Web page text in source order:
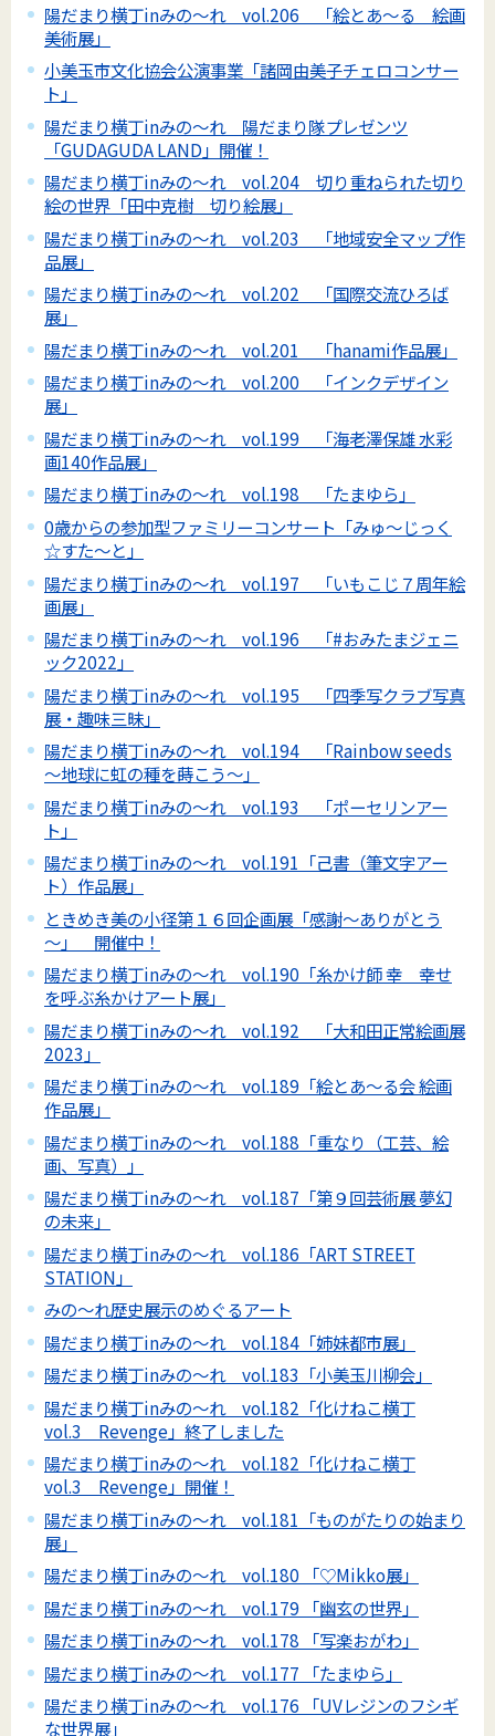
陽だまり横丁inみの～れ vol.206 「絵とあ～る 絵画
美術展」
小美玉市文化協会公演事業「諸岡由美子チェロコンサー
ト」
陽だまり横丁inみの～れ 陽だまり隊プレゼンツ
「GUDAGUDA LAND」開催！
陽だまり横丁inみの～れ vol.204 切り重ねられた切り
絵の世界「田中克樹 切り絵展」
陽だまり横丁inみの～れ vol.203 「地域安全マップ作
品展」
陽だまり横丁inみの～れ vol.202 「国際交流ひろば
展」
陽だまり横丁inみの～れ vol.201 「hanami作品展」
陽だまり横丁inみの～れ vol.200 「インクデザイン
展」
陽だまり横丁inみの～れ vol.199 「海老澤保雄 水彩
画140作品展」
陽だまり横丁inみの～れ vol.198 「たまゆら」
0歳からの参加型ファミリーコンサート「みゅ～じっく
☆すた～と」
陽だまり横丁inみの～れ vol.197 「いもこじ７周年絵
画展」
陽だまり横丁inみの～れ vol.196 「#おみたまジェニ
ック2022」
陽だまり横丁inみの～れ vol.195 「四季写クラブ写真
展・趣味三昧」
陽だまり横丁inみの～れ vol.194 「Rainbow seeds
～地球に虹の種を蒔こう～」
陽だまり横丁inみの～れ vol.193 「ポーセリンアー
ト」
陽だまり横丁inみの～れ vol.191「己書（筆文字アー
ト）作品展」
ときめき美の小径第１６回企画展「感謝～ありがとう
～」 開催中！
陽だまり横丁inみの～れ vol.190「糸かけ師 幸 幸せ
を呼ぶ糸かけアート展」
陽だまり横丁inみの～れ vol.192 「大和田正常絵画展
2023」
陽だまり横丁inみの～れ vol.189「絵とあ～る会 絵画
作品展」
陽だまり横丁inみの～れ vol.188「重なり（工芸、絵
画、写真）」
陽だまり横丁inみの～れ vol.187「第９回芸術展 夢幻
の未来」
陽だまり横丁inみの～れ vol.186「ART STREET
STATION」
みの～れ歴史展示のめぐるアート
陽だまり横丁inみの～れ vol.184「姉妹都市展」
陽だまり横丁inみの～れ vol.183「小美玉川柳会」
陽だまり横丁inみの～れ vol.182「化けねこ横丁
vol.3 Revenge」終了しました
陽だまり横丁inみの～れ vol.182「化けねこ横丁
vol.3 Revenge」開催！
陽だまり横丁inみの～れ vol.181「ものがたりの始まり
展」
陽だまり横丁inみの～れ vol.180 「♡Mikko展」
陽だまり横丁inみの～れ vol.179 「幽玄の世界」
陽だまり横丁inみの～れ vol.178 「写楽おがわ」
陽だまり横丁inみの～れ vol.177 「たまゆら」
陽だまり横丁inみの～れ vol.176 「UVレジンのフシギ
な世界展」